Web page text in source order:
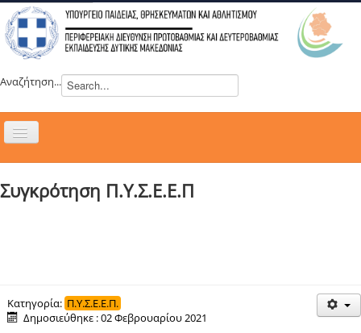
Αναζήτηση...
Εναλλαγή
ΝΕΑ
ΔΡΑΣΕΙΣ
Συγκρότηση Π.Υ.Σ.Ε.Ε.Π
Κατηγορία: Π.Υ.Σ.Ε.Ε.Π.
Δημοσιεύθηκε : 02 Φεβρουαρίου 2021